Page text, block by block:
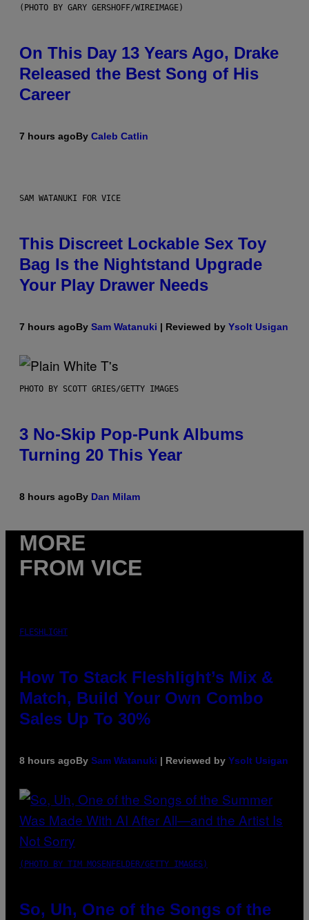
(PHOTO BY GARY GERSHOFF/WIREIMAGE)
On This Day 13 Years Ago, Drake
Released the Best Song of His
Career
7 hours agoBy Caleb Catlin
SAM WATANUKI FOR VICE
This Discreet Lockable Sex Toy
Bag Is the Nightstand Upgrade
Your Play Drawer Needs
7 hours agoBy Sam Watanuki | Reviewed by Ysolt Usigan
PHOTO BY SCOTT GRIES/GETTY IMAGES
3 No-Skip Pop-Punk Albums
Turning 20 This Year
8 hours agoBy Dan Milam
MORE
FROM VICE
FLESHLIGHT
How To Stack Fleshlight’s Mix &
Match, Build Your Own Combo
Sales Up To 30%
8 hours agoBy Sam Watanuki | Reviewed by Ysolt Usigan
(PHOTO BY TIM MOSENFELDER/GETTY IMAGES)
So, Uh, One of the Songs of the